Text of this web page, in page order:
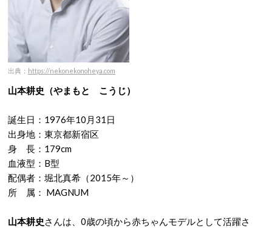
出典： https://nekonekonoheya.com
山本耕史（やまもと こうじ）
誕生日：1976年10月31日
出身地：東京都新宿区
身 長：179cm
血液型：B型
配偶者：堀北真希（2015年～）
所 属： MAGNUM
山本耕史さんは、0歳の頃から赤ちゃんモデルとして活躍さ